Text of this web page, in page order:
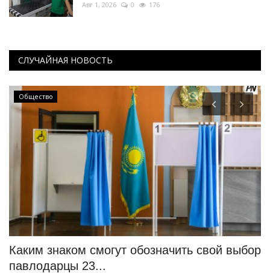
Авг 1, 2026 0 176
СЛУЧАЙНАЯ НОВОСТЬ
Общество
Каким знаком смогут обозначить свой выбор
павлодарцы 23...